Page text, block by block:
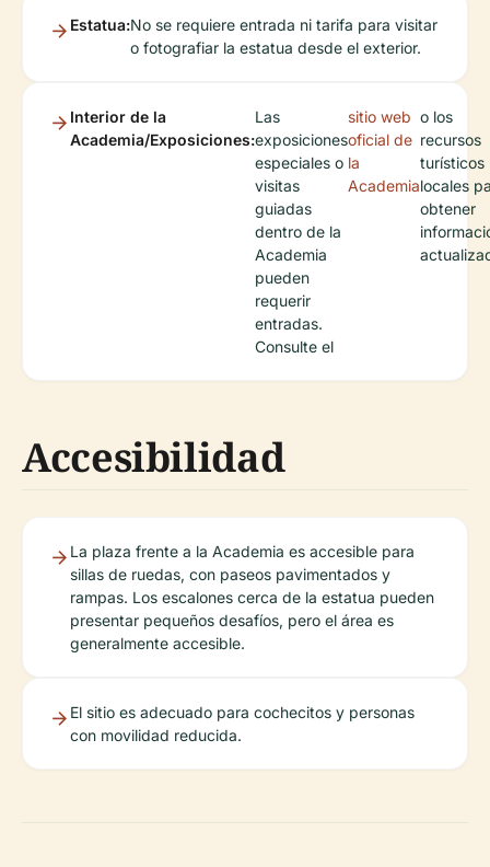
Estatua:No se requiere entrada ni tarifa para visitar
o fotografiar la estatua desde el exterior.
Interior de la
Academia/Exposiciones:
Las
exposiciones
especiales o
visitas
guiadas
dentro de la
Academia
pueden
requerir
entradas.
Consulte el
sitio web
oficial de
la
Academia
o los
recursos
turísticos
locales
obtener
Accesibilidad
La plaza frente a la Academia es accesible para
sillas de ruedas, con paseos pavimentados y
rampas. Los escalones cerca de la estatua pueden
presentar pequeños desafíos, pero el área es
generalmente accesible.
El sitio es adecuado para cochecitos y personas
con movilidad reducida.